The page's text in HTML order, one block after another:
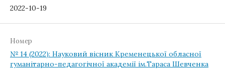
2022-10-19
Номер
№ 14 (2022): Науковий вісник Кременецької обласної
гуманітарно-педагогічної академії ім.Тараса Шевченка